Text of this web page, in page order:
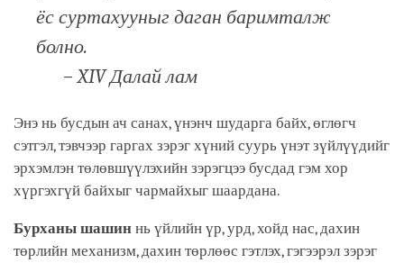
ёс суртахууныг даган баримталж
болно.
–XIVДалай лам
Энэ нь бусдын ач санах, үнэнч шударга байх, өглөгч
сэтгэл, тэвчээр гаргах зэрэг хүний суурь үнэт зүйлүүдийг
эрхэмлэн төлөвшүүлэхийн зэрэгцээ бусдад гэм хор
хүргэхгүй байхыг чармайхыг шаардана.
Бурханы шашин нь үйлийн үр, урд, хойд нас, дахин
төрлийн механизм, дахин төрлөөс гэтлэх, гэгээрэл зэрэг